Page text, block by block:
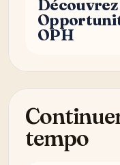
OPH
tempo